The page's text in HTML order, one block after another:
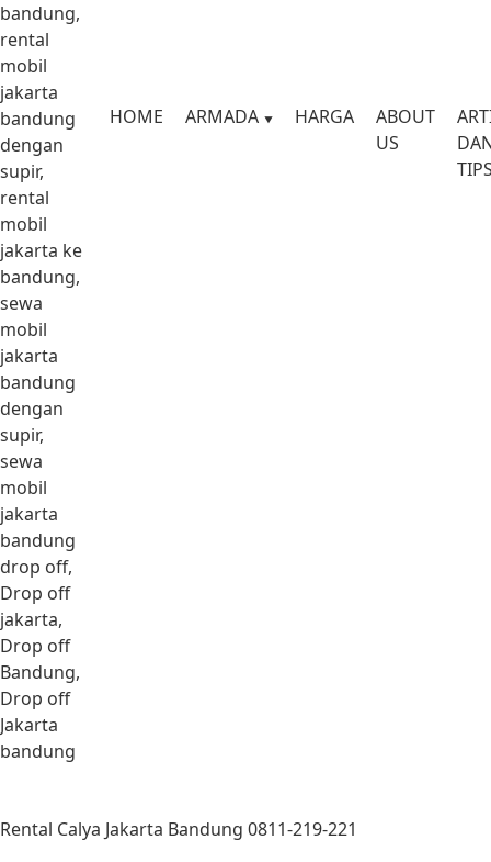
bandung,
rental
mobil
jakarta
bandung
dengan
supir,
rental
mobil
jakarta ke
bandung,
sewa
mobil
jakarta
bandung
dengan
supir,
sewa
mobil
jakarta
bandung
drop off,
Drop off
jakarta,
Drop off
Bandung,
Drop off
Jakarta
bandung
HOME ARMADA HARGA
ABOUT
US
Rental Calya Jakarta Bandung 0811-219-221